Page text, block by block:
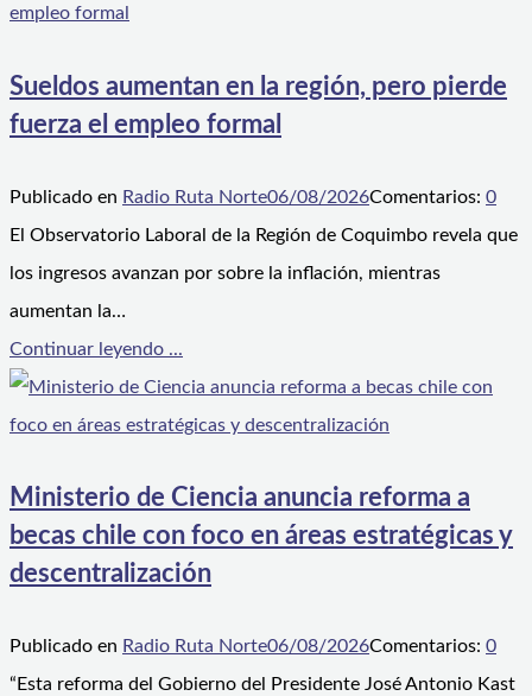
Sueldos aumentan en la región, pero pierde
fuerza el empleo formal
Publicado en Radio Ruta Norte06/08/2026Comentarios: 0
El Observatorio Laboral de la Región de Coquimbo revela que
los ingresos avanzan por sobre la inflación, mientras
aumentan la…
Continuar leyendo ...
Ministerio de Ciencia anuncia reforma a
becas chile con foco en áreas estratégicas y
descentralización
Publicado en Radio Ruta Norte06/08/2026Comentarios: 0
“Esta reforma del Gobierno del Presidente José Antonio Kast